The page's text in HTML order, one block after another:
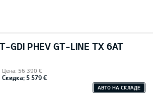
GDI PHEV GT-LINE TX 6AT
Цена: 56 390 €
Скидка: 5 579 €
АВТО НА СКЛАДЕ